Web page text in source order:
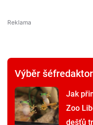
Výběr
Jak
Zoo
dešťů